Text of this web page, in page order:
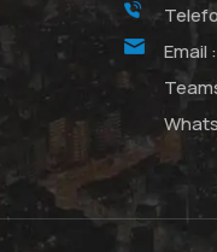
Email :